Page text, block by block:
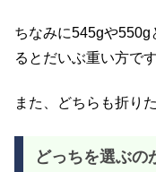
ちなみに545gや
るとだいぶ重い方です
また、どちらも折り
どっちを選ぶの